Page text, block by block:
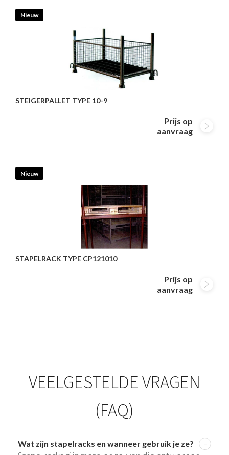
Nieuw
STEIGERPALLET TYPE 10-9
Prijs op
aanvraag
Nieuw
STAPELRACK TYPE CP121010
Prijs op
aanvraag
VEELGESTELDE VRAGEN
(FAQ)
Wat zijn stapelracks en wanneer gebruik je ze?